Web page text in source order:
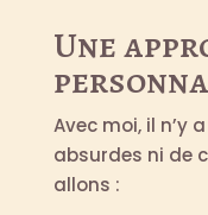
Une
Avec moi, il n’y
absurdes ni de
allons :